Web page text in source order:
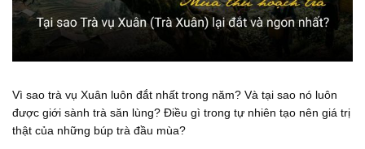
Vì sao trà vụ Xuân luôn đắt nhất trong năm? Và tại sao nó luôn
được giới sành trà săn lùng? Điều gì trong tự nhiên tạo nên giá trị
thật của những búp trà đầu mùa?